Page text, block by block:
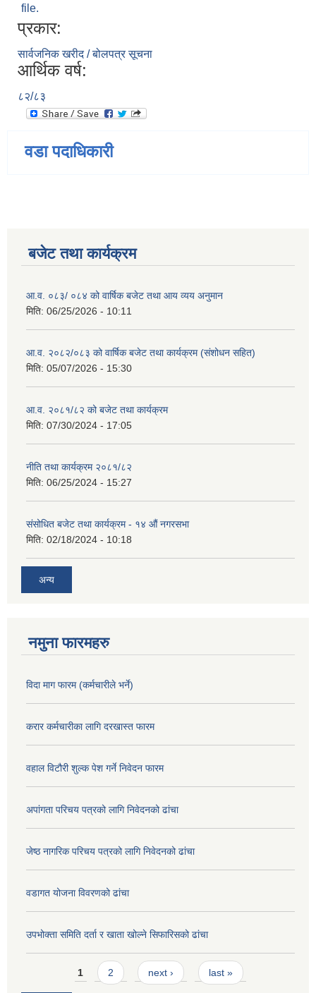
file.
प्रकार:
सार्वजनिक खरीद / बोलपत्र सूचना
आर्थिक वर्ष:
८२/८३
वडा पदाधिकारी
बजेट तथा कार्यक्रम
आ.व. ०८३/ ०८४ को वार्षिक बजेट तथा आय व्यय अनुमान
मिति: 06/25/2026 - 10:11
आ.व. २०८२/०८३ को वार्षिक बजेट तथा कार्यक्रम (संशोधन सहित)
मिति: 05/07/2026 - 15:30
आ.व. २०८१/८२ को बजेट तथा कार्यक्रम
मिति: 07/30/2024 - 17:05
नीति तथा कार्यक्रम २०८१/८२
मिति: 06/25/2024 - 15:27
संसोधित बजेट तथा कार्यक्रम - १४ औं नगरसभा
मिति: 02/18/2024 - 10:18
अन्य
नमुना फारमहरु
विदा माग फारम (कर्मचारीले भर्ने)
करार कर्मचारीका लागि दरखास्त फारम
वहाल विटौरी शुल्क पेश गर्ने निवेदन फारम
अपांगता परिचय पत्रको लागि निवेदनको ढांचा
जेष्ठ नागरिक परिचय पत्रको लागि निवेदनको ढांचा
वडागत योजना विवरणको ढांचा
उपभोक्ता समिति दर्ता र खाता खोल्ने सिफारिसको ढांचा
Pages1 2 next › last »